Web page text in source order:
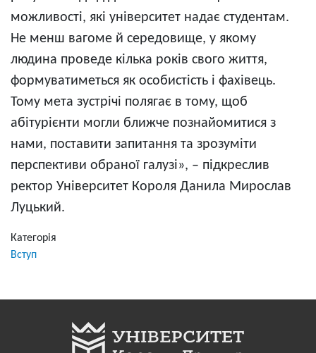
можливості, які університет надає студентам.
Не менш вагоме й середовище, у якому
людина проведе кілька років свого життя,
формуватиметься як особистість і фахівець.
Тому мета зустрічі полягає в тому, щоб
абітурієнти могли ближче познайомитися з
нами, поставити запитання та зрозуміти
перспективи обраної галузі», – підкреслив
ректор Університет Короля Данила Мирослав
Луцький.
Категорія
Вступ